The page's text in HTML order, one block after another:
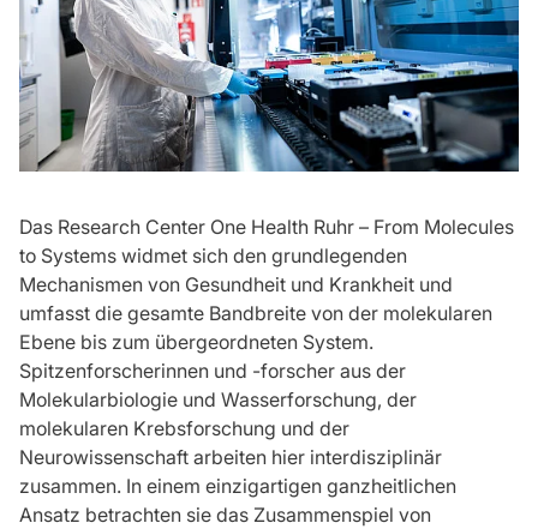
Das Research Center One Health Ruhr – From Molecules
to Systems widmet sich den grundlegenden
Mechanismen von Gesundheit und Krankheit und
umfasst die gesamte Bandbreite von der molekularen
Ebene bis zum übergeordneten System.
Spitzenforscherinnen und -forscher aus der
Molekularbiologie und Wasserforschung, der
molekularen Krebsforschung und der
Neurowissenschaft arbeiten hier interdisziplinär
zusammen. In einem einzigartigen ganzheitlichen
Ansatz betrachten sie das Zusammenspiel von